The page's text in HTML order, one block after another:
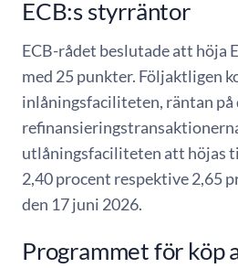
ECB:s styrräntor
ECB-rådet beslutade att höja
med 25 punkter. Följaktligen
inlåningsfaciliteten, räntan på
utlåningsfaciliteten att höjas
2,40 procent respektive 2,65
den 17 juni 2026.
Programmet för köp